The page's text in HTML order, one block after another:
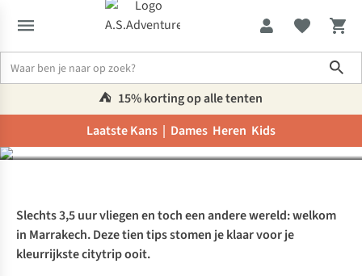
⛺️ 15% korting op alle tenten
Laatste Kans | Dames Heren Kids
Citytrip Marrakech: 10
magische tips
Slechts 3,5 uur vliegen en toch een andere wereld: welkom
in Marrakech. Deze tien tips stomen je klaar voor je
kleurrijkste citytrip ooit.